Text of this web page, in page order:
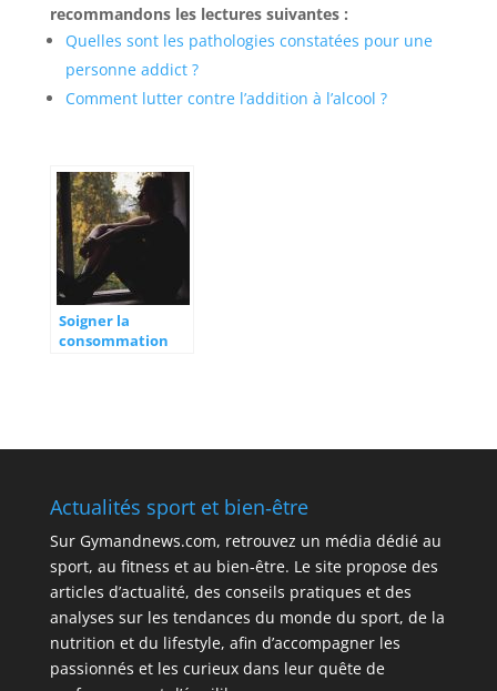
recommandons les lectures suivantes :
Quelles sont les pathologies constatées pour une
personne addict ?
Comment lutter contre l’addition à l’alcool ?
Soigner la
consommation
Actualités sport et bien‑être
Sur Gymandnews.com, retrouvez un média dédié au
sport, au fitness et au bien‑être. Le site propose des
articles d’actualité, des conseils pratiques et des
analyses sur les tendances du monde du sport, de la
nutrition et du lifestyle, afin d’accompagner les
passionnés et les curieux dans leur quête de